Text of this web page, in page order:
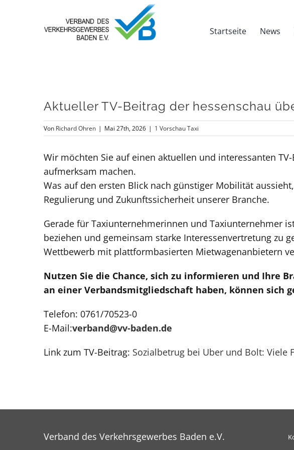
Startseite News
Aktueller TV-Beitrag der hessenschau
Von Richard Ohren | Mai 27th, 2026 | 1 Vorschau Taxi
Wir möchten Sie auf einen aktuellen und interessanten
aufmerksam machen.
Was auf den ersten Blick nach günstiger Mobilität
Regulierung und Zukunftssicherheit unserer Branche.
Gerade für Taxiunternehmerinnen und Taxiunternehmer
beziehen und gemeinsam starke Interessenvertretung zu
Wettbewerb mit plattformbasierten Mietwagenanbietern
Nutzen Sie die Chance, sich zu informieren und Ihre
an einer Verbandsmitgliedschaft haben, können sich
Telefon: 0761/70523-0
E-Mail:verband@vv-baden.de
Link zum TV-Beitrag: Sozialbetrug bei Uber und Bolt: Viele
Verband des Verkehrsgewerbes Baden e.V.